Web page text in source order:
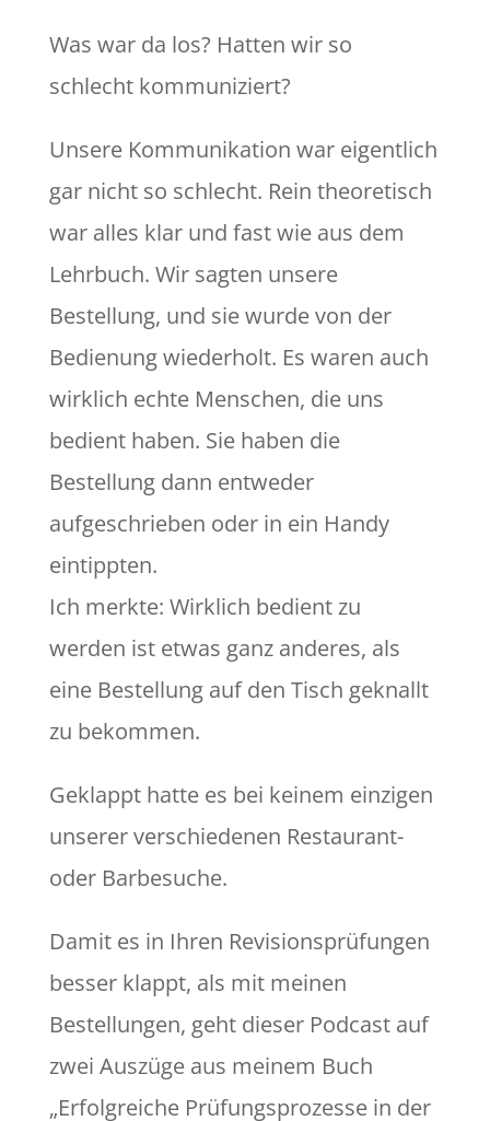
Was war da los? Hatten wir so
schlecht kommuniziert?
Unsere Kommunikation war eigentlich
gar nicht so schlecht. Rein theoretisch
war alles klar und fast wie aus dem
Lehrbuch. Wir sagten unsere
Bestellung, und sie wurde von der
Bedienung wiederholt. Es waren auch
wirklich echte Menschen, die uns
bedient haben. Sie haben die
Bestellung dann entweder
aufgeschrieben oder in ein Handy
eintippten.
Ich merkte: Wirklich bedient zu
werden ist etwas ganz anderes, als
eine Bestellung auf den Tisch geknallt
zu bekommen.
Geklappt hatte es bei keinem einzigen
unserer verschiedenen Restaurant-
oder Barbesuche.
Damit es in Ihren Revisionsprüfungen
besser klappt, als mit meinen
Bestellungen, geht dieser Podcast auf
zwei Auszüge aus meinem Buch
„Erfolgreiche Prüfungsprozesse in der